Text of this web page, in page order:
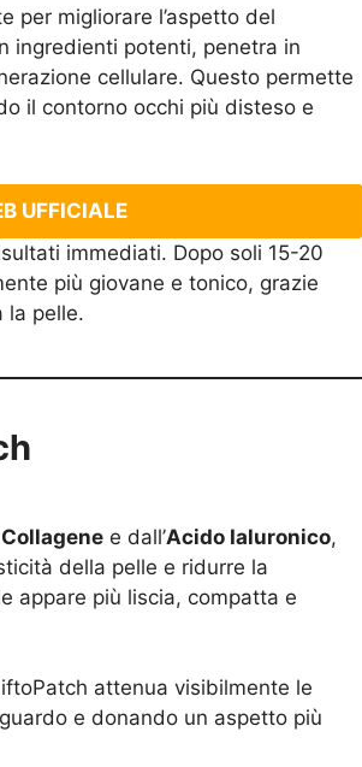
per migliorare l’aspetto del
ingredienti potenti, penetra in
cellulare. Questo permette
il contorno occhi più disteso e
UFFICIALE
immediati. Dopo soli 15-20
più giovane e tonico, grazie
la pelle.
Collagene e dall’Acido Ialuronico,
della pelle e ridurre la
appare più liscia, compatta e
attenua visibilmente le
e donando un aspetto più